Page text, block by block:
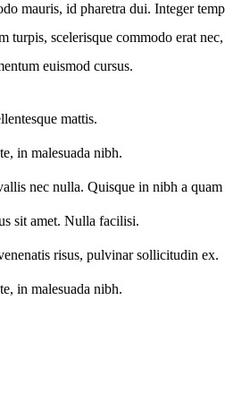
mauris, id pharetra dui. Integer
turpis, scelerisque commodo erat
euismod cursus.
mattis.
in malesuada nibh.
nec nulla. Quisque in nibh a
sit amet. Nulla facilisi.
risus, pulvinar sollicitudin ex.
in malesuada nibh.